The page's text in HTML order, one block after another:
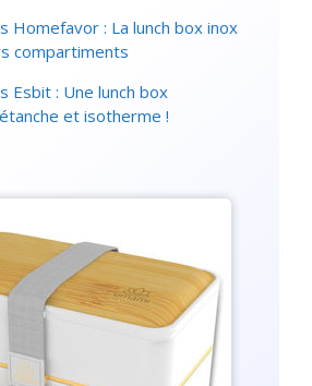
Homefavor : La lunch box inox
compartiments
Esbit : Une lunch box
et isotherme !